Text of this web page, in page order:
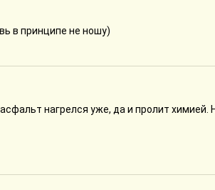
в принципе не ношу)
нагрелся уже, да и пролит химией.